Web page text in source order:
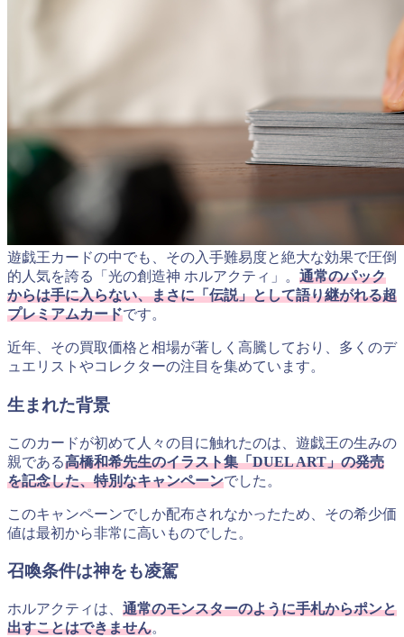
遊戯王カードの中でも、その入手難易度と絶大な効果で圧倒
的人気を誇る「光の創造神 ホルアクティ」。 通常のパック
からは手に入らない、まさに「伝説」として語り継がれる超
プレミアムカードです。
近年、その買取価格と相場が著しく高騰しており、多くのデ
ュエリストやコレクターの注目を集めています。
生まれた背景
このカードが初めて人々の目に触れたのは、遊戯王の生みの
親である高橋和希先生のイラスト集「DUEL ART」の発売
を記念した、特別なキャンペーンでした。
このキャンペーンでしか配布されなかったため、その希少価
値は最初から非常に高いものでした。
召喚条件は神をも凌駕
ホルアクティは、 通常のモンスターのように手札からポンと
出すことはできません。